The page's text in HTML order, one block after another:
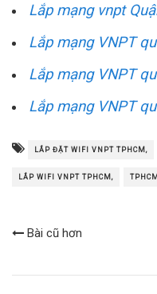
Lắp mạng vnpt
Lắp mạng VNPT
Lắp mạng VNPT
Lắp mạng VNPT
LẮP ĐẶT WIFI VNPT TPHCM,
LẮP WIFI VNPT TPHCM,
Bài cũ hơn